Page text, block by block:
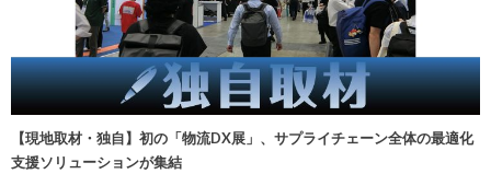
【現地取材・独自】初の「物流DX展」、サプライチェーン全体の最適化
支援ソリューションが集結